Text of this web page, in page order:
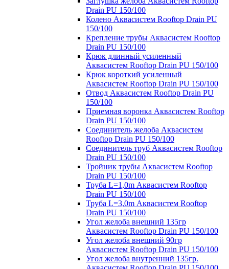
Drain PU 150/100
Колено Аквасистем Rooftop Drain PU
150/100
Крепление трубы Аквасистем Rooftop
Drain PU 150/100
Крюк длинный усиленный
Аквасистем Rooftop Drain PU 150/100
Крюк короткий усиленный
Аквасистем Rooftop Drain PU 150/100
Отвод Аквасистем Rooftop Drain PU
150/100
Приемная воронка Аквасистем Rooftop
Drain PU 150/100
Соединитель желоба Аквасистем
Rooftop Drain PU 150/100
Соединитель труб Аквасистем Rooftop
Drain PU 150/100
Тройник трубы Аквасистем Rooftop
Drain PU 150/100
Труба L=1,0m Аквасистем Rooftop
Drain PU 150/100
Труба L=3,0m Аквасистем Rooftop
Drain PU 150/100
Угол желоба внешний 135гр
Аквасистем Rooftop Drain PU 150/100
Угол желоба внешний 90гр
Аквасистем Rooftop Drain PU 150/100
Угол желоба внутренний 135гр.